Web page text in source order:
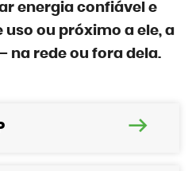
energia confiável e
ou próximo a ele, a
na rede ou fora dela.